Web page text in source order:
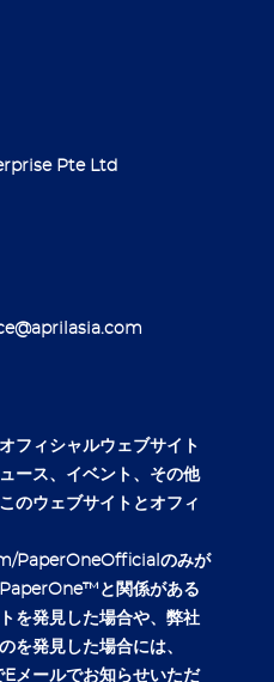
Pte Ltd
フィシャルウェブサイト
ース、イベント、その他
のウェブサイトとオフィ
PaperOneOfficial のみが
と関係がある
を発見した場合や、弊社
を発見した場合には、
Eメールでお知らせいただ